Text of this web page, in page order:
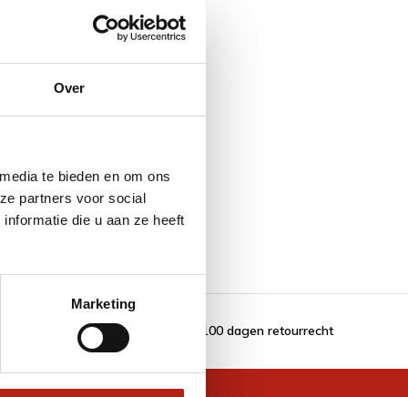
Over
te bieden en om ons
partners voor social
die u aan ze heeft
Marketing
100 dagen retourrecht